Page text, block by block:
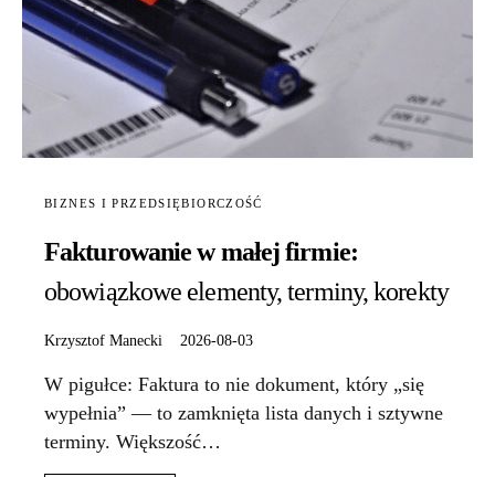
BIZNES I PRZEDSIĘBIORCZOŚĆ
Fakturowanie w małej firmie:
obowiązkowe elementy, terminy, korekty
Krzysztof Manecki 2026-08-03
W pigułce: Faktura to nie dokument, który „się
wypełnia” — to zamknięta lista danych i sztywne
terminy. Większość…